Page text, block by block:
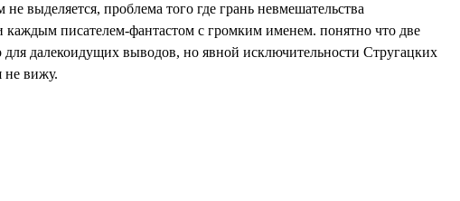
выделяется, проблема того где грань невмешательства
каждым писателем-фантастом с громким именем. понятно что две
далекоидущих выводов, но явной исключительности Стругацких
вижу.